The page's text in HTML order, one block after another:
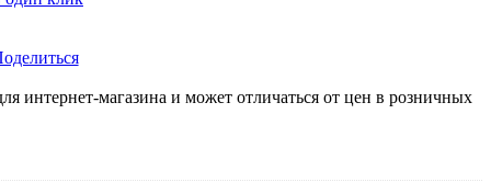
интернет-магазина и может отличаться от цен в розничных